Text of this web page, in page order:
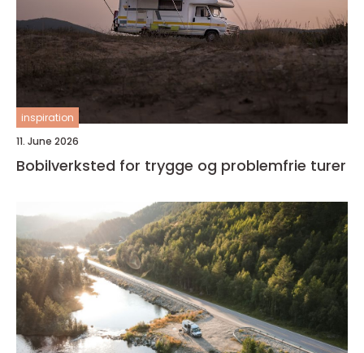
inspiration
11. June 2026
Bobilverksted for trygge og problemfrie turer